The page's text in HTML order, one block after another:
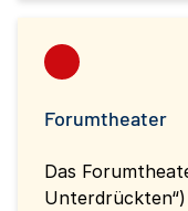
Forumtheater
Das